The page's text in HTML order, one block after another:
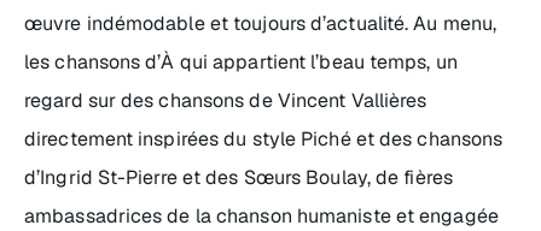
œuvre indémodable et toujours d’actualité. Au menu,
les chansons d’À qui appartient l’beau temps, un
regard sur des chansons de Vincent Vallières
directement inspirées du style Piché et des chansons
d’Ingrid St-Pierre et des Sœurs Boulay, de fières
ambassadrices de la chanson humaniste et engagée